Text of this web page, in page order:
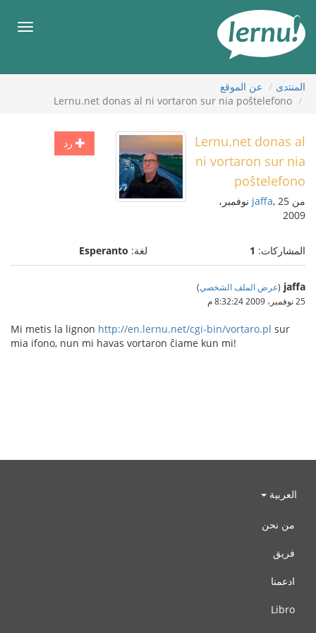
المحتويات
قائمة
المنتدى
عن الموقع
Lernu.net donas al ni vortaron sur nia poŝtelefono
رد
Lernu.net donas al
ni vortaron sur nia
poŝtelefono
من jaffa , 25 نوفمبر،
2009
المشاركات: 1 لغة: Esperanto
jaffa
(عرض الملف الشخصي)
25 نوفمبر، 2009 8:32:24 م
Mi metis la lignon http://en.lernu.net/cgi-bin/vortaro.pl sur
mia ifono, nun mi havas vortaron ĉiame kun mi!
العربية
من نحن
فريق
ادعمنا
Libro